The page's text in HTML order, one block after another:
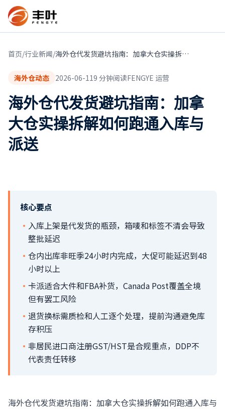
首页/行业新闻/ 海外仓代发货避坑指南：加拿大仓实操拆解如何跑通入库与派送
海外仓动态 2026-06-119 分钟阅读FENGYE 运营
海外仓代发货避坑指南：加拿
大仓实操拆解如何跑通入库与
派送
核心要点
· 入库上架是代发货的瓶颈，箱唛和标签不清会导致
整批延迟
· 仓内出库非旺季24小时内完成，大促可能延迟到48
小时以上
· 卡派适合大件和FBA补货，Canada Post覆盖全境
但有罢工风险
· 退货换标需质检和人工逐个处理，提前沟通避免库
存积压
· 非居民进口商注册GST/HST是合规重点，DDP不
代表责任转移
海外仓代发货避坑指南：加拿大仓实操拆解如何跑通入库与